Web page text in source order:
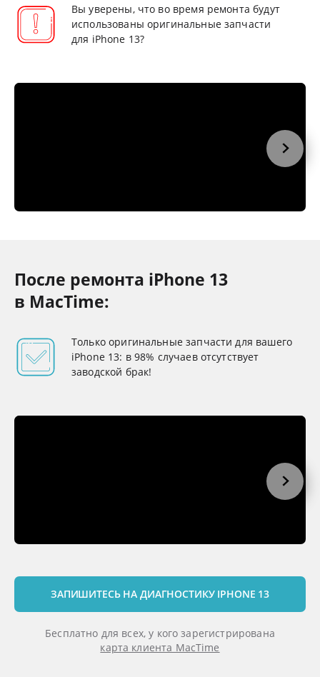
Вы уверены, что во время ремонта будут
использованы оригинальные запчасти
для iPhone 13?
После ремонта iPhone 13
в MacTime:
Только оригинальные запчасти для вашего
iPhone 13: в 98% случаев отсутствует
заводской брак!
ЗАПИШИТЕСЬ НА ДИАГНОСТИКУ IPHONE 13
Бесплатно для всех, у кого зарегистрирована
карта клиента MacTime